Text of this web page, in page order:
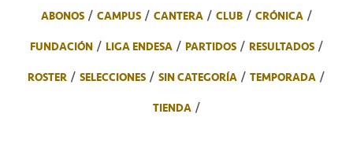
ABONOS CAMPUS CANTERA CLUB
CRÓNICA
FUNDACIÓN
LIGA ENDESA PARTIDOS
RESULTADOS
ROSTER
SELECCIONES SIN CATEGORÍA
TEMPORADA
TIENDA